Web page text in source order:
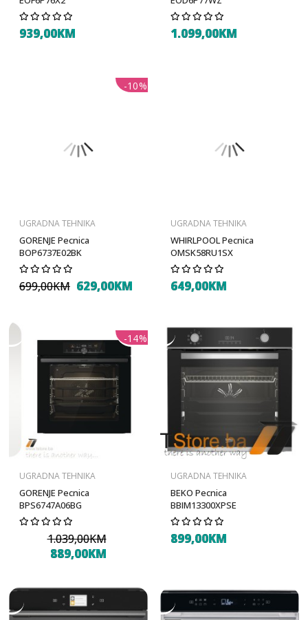
939,00KM 1.099,00KM
-10%
UGRADNA TEHNIKA
GORENJE Pecnica
BOP6737E02BK
699,00KM 629,00KM
UGRADNA TEHNIKA
WHIRLPOOL Pecnica
OMSK58RU1SX
649,00KM
-14%
UGRADNA TEHNIKA
GORENJE Pecnica
BPS6747A06BG
1.039,00KM
889,00KM
UGRADNA TEHNIKA
BEKO Pecnica
BBIM13300XPSE
899,00KM